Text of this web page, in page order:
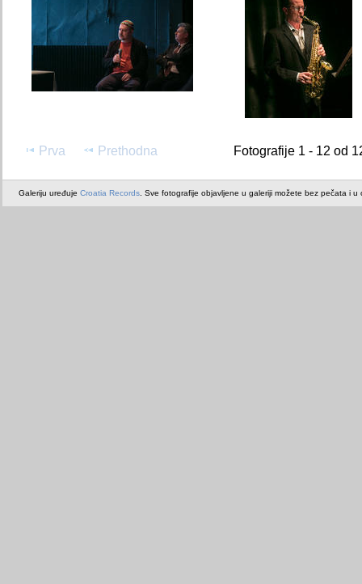
Prva Prethodna Fotografije 1 - 12 od
Galeriju uređuje Croatia Records . Sve fotografije objavljene u galeriji možete bez pečata i